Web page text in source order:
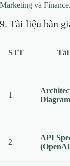
Marketing và Finance.
9. Tài liệu bàn
STT Tài
1
Diagram
2
API